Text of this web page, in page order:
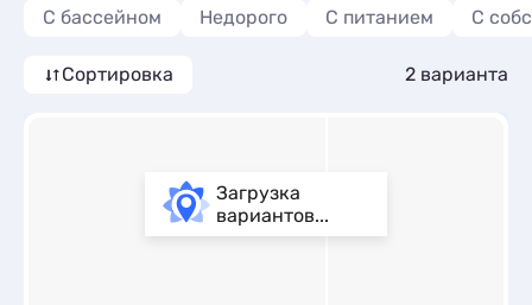
С бассейном Недорого С питанием С
Сортировка 2 варианта
Загрузка
вариантов...